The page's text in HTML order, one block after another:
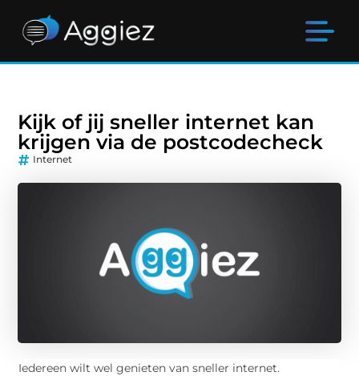
Kijk of jij sneller internet kan
krijgen via de postcodecheck
Internet
Iedereen wilt wel genieten van sneller internet.